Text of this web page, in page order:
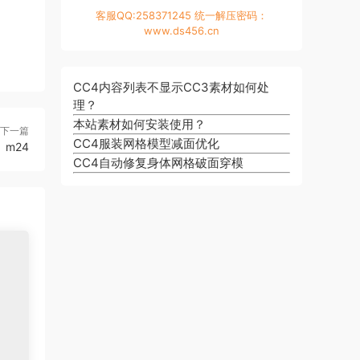
下一篇
m24
客服QQ:258371245 统一解压密码：
www.ds456.cn
CC4内容列表不显示CC3素材如何处
理？
本站素材如何安装使用？
CC4服装网格模型减面优化
CC4自动修复身体网格破面穿模